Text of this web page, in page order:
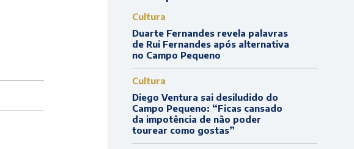
Cultura
Duarte Fernandes revela palavras
de Rui Fernandes após alternativa
no Campo Pequeno
Cultura
Diego Ventura sai desiludido do
Campo Pequeno: “Ficas cansado
da impotência de não poder
tourear como gostas”